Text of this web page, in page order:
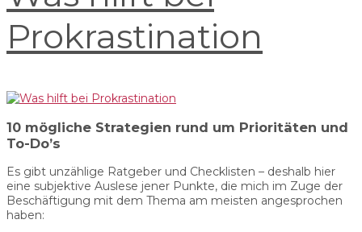
Prokrastination
10 mögliche Strategien rund um Prioritäten und
To-Do’s
Es gibt unzählige Ratgeber und Checklisten – deshalb hier
eine subjektive Auslese jener Punkte, die mich im Zuge der
Beschäftigung mit dem Thema am meisten angesprochen
haben: